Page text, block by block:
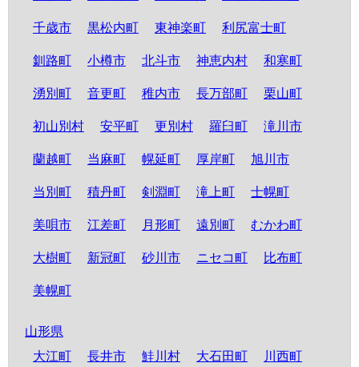
千歳市 黒松内町 東神楽町 利尻富士町
釧路町 小樽市 北斗市 神恵内村 和寒町
湧別町 音更町 稚内市 長万部町 栗山町
初山別村 安平町 更別村 羅臼町 滝川市
蘭越町 当麻町 幌延町 厚岸町 旭川市
当別町 積丹町 剣淵町 滝上町 士幌町
美唄市 江差町 月形町 遠別町 むかわ町
大樹町 新冠町 砂川市 ニセコ町 比布町
美幌町
山形県
大江町
長井市 鮭川村 大石田町 川西町